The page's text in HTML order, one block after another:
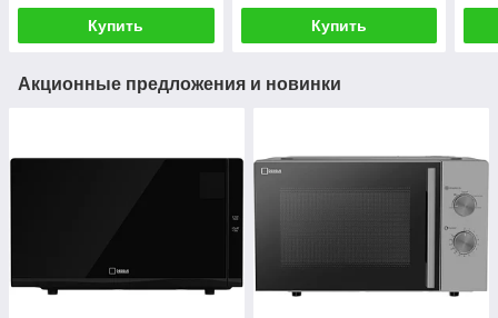
Купить Купить
Акционные предложения и новинки